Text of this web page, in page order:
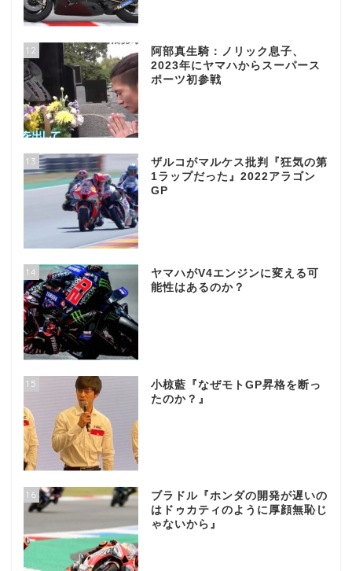
12
阿部真生騎：ノリック息子、
2023年にヤマハからスーパース
ポーツ初参戦
13
ザルコがマルケス批判『狂気の第
1ラップだった』2022アラゴン
GP
14
ヤマハがV4エンジンに変える可
能性はあるのか？
15
小椋藍『なぜモトGP昇格を断っ
たのか？』
16
ブラドル『ホンダの開発が遅いの
はドゥカティのように厚顔無恥じ
ゃないから』